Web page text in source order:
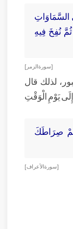
نُفِخَ فِيهِ
[ سورة الزمر ]
لذلك قال
يَوْمِ الْوَقْتِ
صِرَاطَكَ
[ سورة الأعراف ]